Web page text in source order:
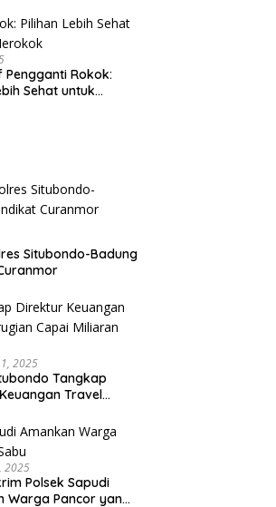
Kebutuhanmu
Pengganti Rokok:
Sehat untuk
Situbondo-Badung
2025
Tangkap
Travel
Rupiah
2025
Polsek Sapudi
Warga Pancor yang